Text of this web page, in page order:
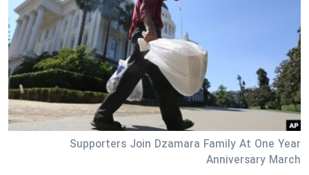
اقتصادی
علم و فناوری
اسرائیل در جنگ
گالری عکس
آرشیو پخش زنده
انتخابات ریاست جمهوری آمریکا ۲۰۲۴
حمله جمهوری اسلامی به اسرائیل
رمز مهسا
ورزش زنان در ایران
اعتراضات زن، زندگی، آزادی
مجموعه مستندهای دادخواهی
زبانهای مختلف
Supporters Join Dzamara Family At One Year
Anniversary March